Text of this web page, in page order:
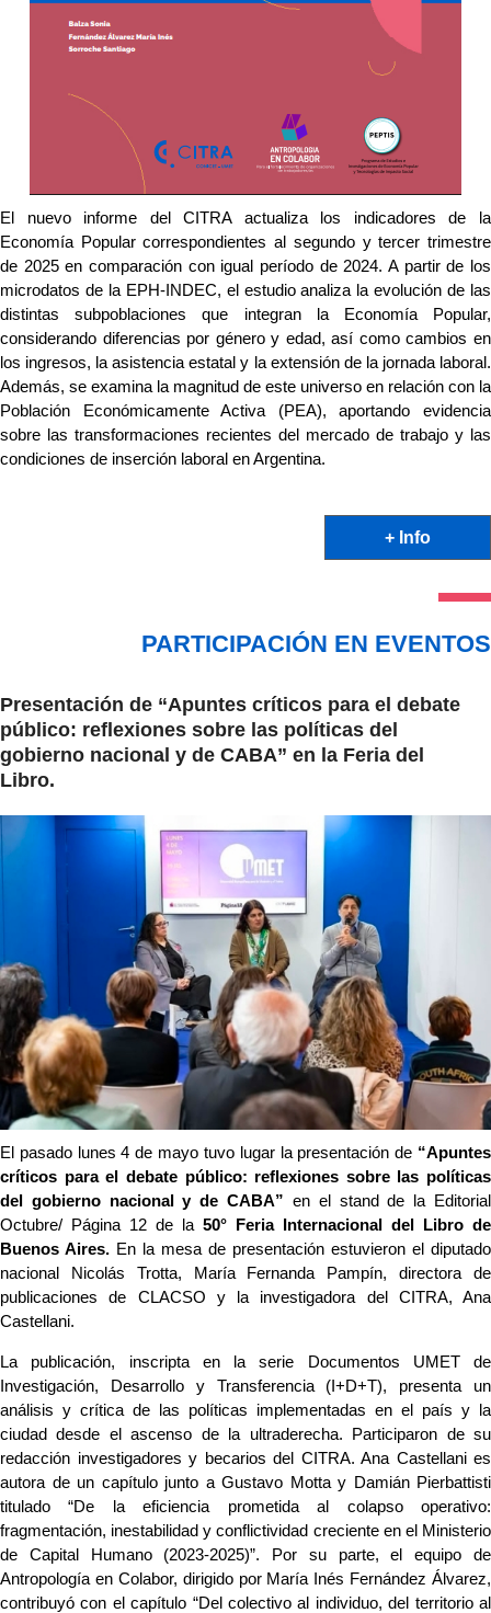
El nuevo informe del CITRA actualiza los indicadores de la
Economía Popular correspondientes al segundo y tercer trimestre
de 2025 en comparación con igual período de 2024. A partir de los
microdatos de la EPH-INDEC, el estudio analiza la evolución de las
distintas subpoblaciones que integran la Economía Popular,
considerando diferencias por género y edad, así como cambios en
los ingresos, la asistencia estatal y la extensión de la jornada laboral.
Además, se examina la magnitud de este universo en relación con la
Población Económicamente Activa (PEA), aportando evidencia
sobre las transformaciones recientes del mercado de trabajo y las
condiciones de inserción laboral en Argentina.
+ Info
PARTICIPACIÓN EN EVENTOS
Presentación de “Apuntes críticos para el debate
público: reflexiones sobre las políticas del
gobierno nacional y de CABA” en la Feria del
Libro.
El pasado lunes 4 de mayo tuvo lugar la presentación de “Apuntes
críticos para el debate público: reflexiones sobre las políticas
del gobierno nacional y de CABA” en el stand de la Editorial
Octubre/ Página 12 de la 50° Feria Internacional del Libro de
Buenos Aires. En la mesa de presentación estuvieron el diputado
nacional Nicolás Trotta, María Fernanda Pampín, directora de
publicaciones de CLACSO y la investigadora del CITRA, Ana
Castellani.
La publicación, inscripta en la serie Documentos UMET de
Investigación, Desarrollo y Transferencia (I+D+T), presenta un
análisis y crítica de las políticas implementadas en el país y la
ciudad desde el ascenso de la ultraderecha. Participaron de su
redacción investigadores y becarios del CITRA. Ana Castellani es
autora de un capítulo junto a Gustavo Motta y Damián Pierbattisti
titulado “De la eficiencia prometida al colapso operativo:
fragmentación, inestabilidad y conflictividad creciente en el Ministerio
de Capital Humano (2023-2025)”. Por su parte, el equipo de
Antropología en Colabor, dirigido por María Inés Fernández Álvarez,
contribuyó con el capítulo “Del colectivo al individuo, del territorio al